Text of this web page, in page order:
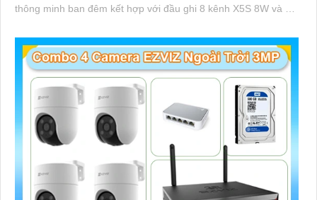
thông minh ban đêm kết hợp với đầu ghi 8 kênh X5S 8W và ổ